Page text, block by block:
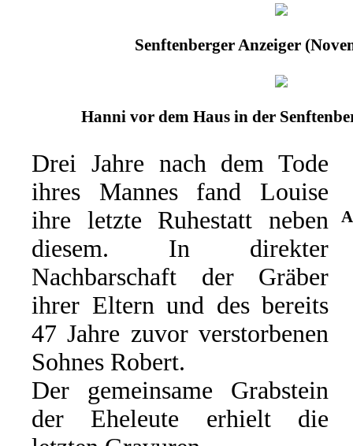
Senftenberger Anzeiger
Hanni vor dem Haus in der
Drei Jahre nach dem Tode
ihres Mannes fand Louise
ihre letzte Ruhestatt neben
diesem. In direkter
Nachbarschaft der Gräber
ihrer Eltern und des bereits
47 Jahre zuvor verstorbenen
Sohnes Robert.
Der gemeinsame Grabstein
der Eheleute erhielt die